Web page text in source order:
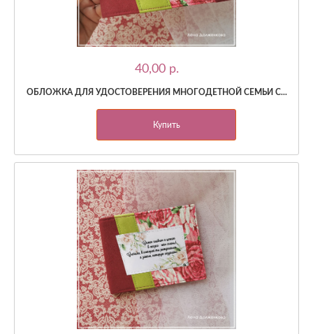
40,00 p.
ОБЛОЖКА ДЛЯ УДОСТОВЕРЕНИЯ МНОГОДЕТНОЙ СЕМЬИ С...
Купить